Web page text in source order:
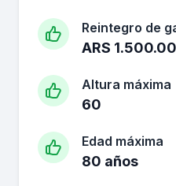
Reintegro de
ARS
Altura máxima
60
Edad máxima
80 años